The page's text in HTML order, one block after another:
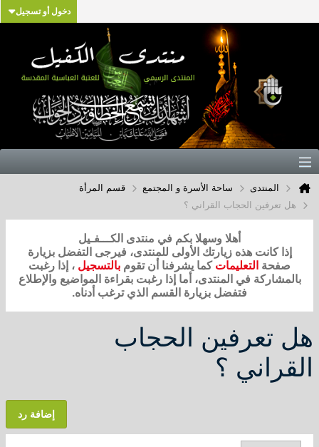
دخول أو تسجيل
المنتدى ساحة الأسرة و المجتمع
قسم المرأة
هل تعرفين الحجاب القراني ؟
أهلا وسهلا بكم في منتدى الكـــفـيل
إذا كانت هذه زيارتك الأولى للمنتدى، فيرجى التفضل بزيارة
صفحة التعليمات كما يشرفنا أن تقوم بالتسجيل ، إذا رغبت
بالمشاركة في المنتدى، أما إذا رغبت بقراءة المواضيع والإطلاع
فتفضل بزيارة القسم الذي ترغب أدناه.
هل تعرفين الحجاب
القراني ؟
إضافة رد